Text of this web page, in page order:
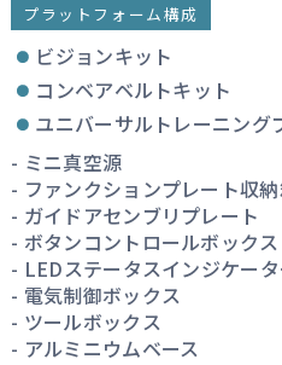
プラットフォーム構成
ビジョンキット
コンベアベルトキット
ユニバーサルトレーニング
- ミニ真空源
- ファンクションプレート収
- ガイドアセンブリプレート
- ボタンコントロールボックス
- LEDステータスインジケータ
- 電気制御ボックス
- ツールボックス
- アルミニウムベース